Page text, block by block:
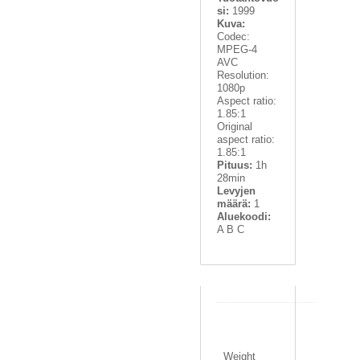
si: 1999
Kuva:
Codec:
MPEG-4
AVC
Resolution:
1080p
Aspect ratio:
1.85:1
Original
aspect ratio:
1.85:1
Pituus: 1h
28min
Levyjen
määrä: 1
Aluekoodi:
A B C
Weight